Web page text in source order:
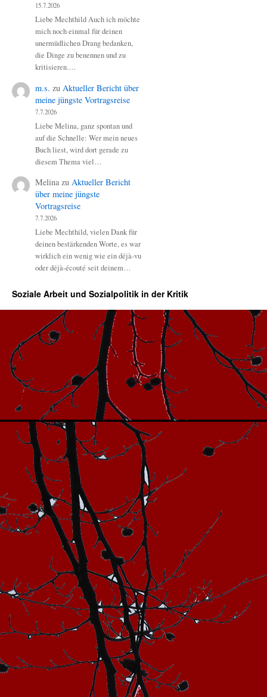
15.7.2026
Liebe Mechthild Auch ich möchte
mich noch einmal für deinen
unermüdlichen Drang bedanken,
die Dinge zu benennen und zu
kritisieren.…
m.s. zu Aktueller Bericht über
meine jüngste Vortragsreise
7.7.2026
Liebe Melina, ganz spontan und
auf die Schnelle: Wer mein neues
Buch liest, wird dort gerade zu
diesem Thema viel…
Melina zu Aktueller Bericht
über meine jüngste
Vortragsreise
7.7.2026
Liebe Mechthild, vielen Dank für
deinen bestärkenden Worte, es war
wirklich ein wenig wie ein déjà-vu
oder déjà-écouté seit deinem…
Soziale Arbeit und Sozialpolitik in der Kritik